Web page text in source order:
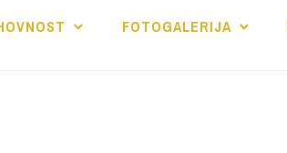
FOTOGALERIJA